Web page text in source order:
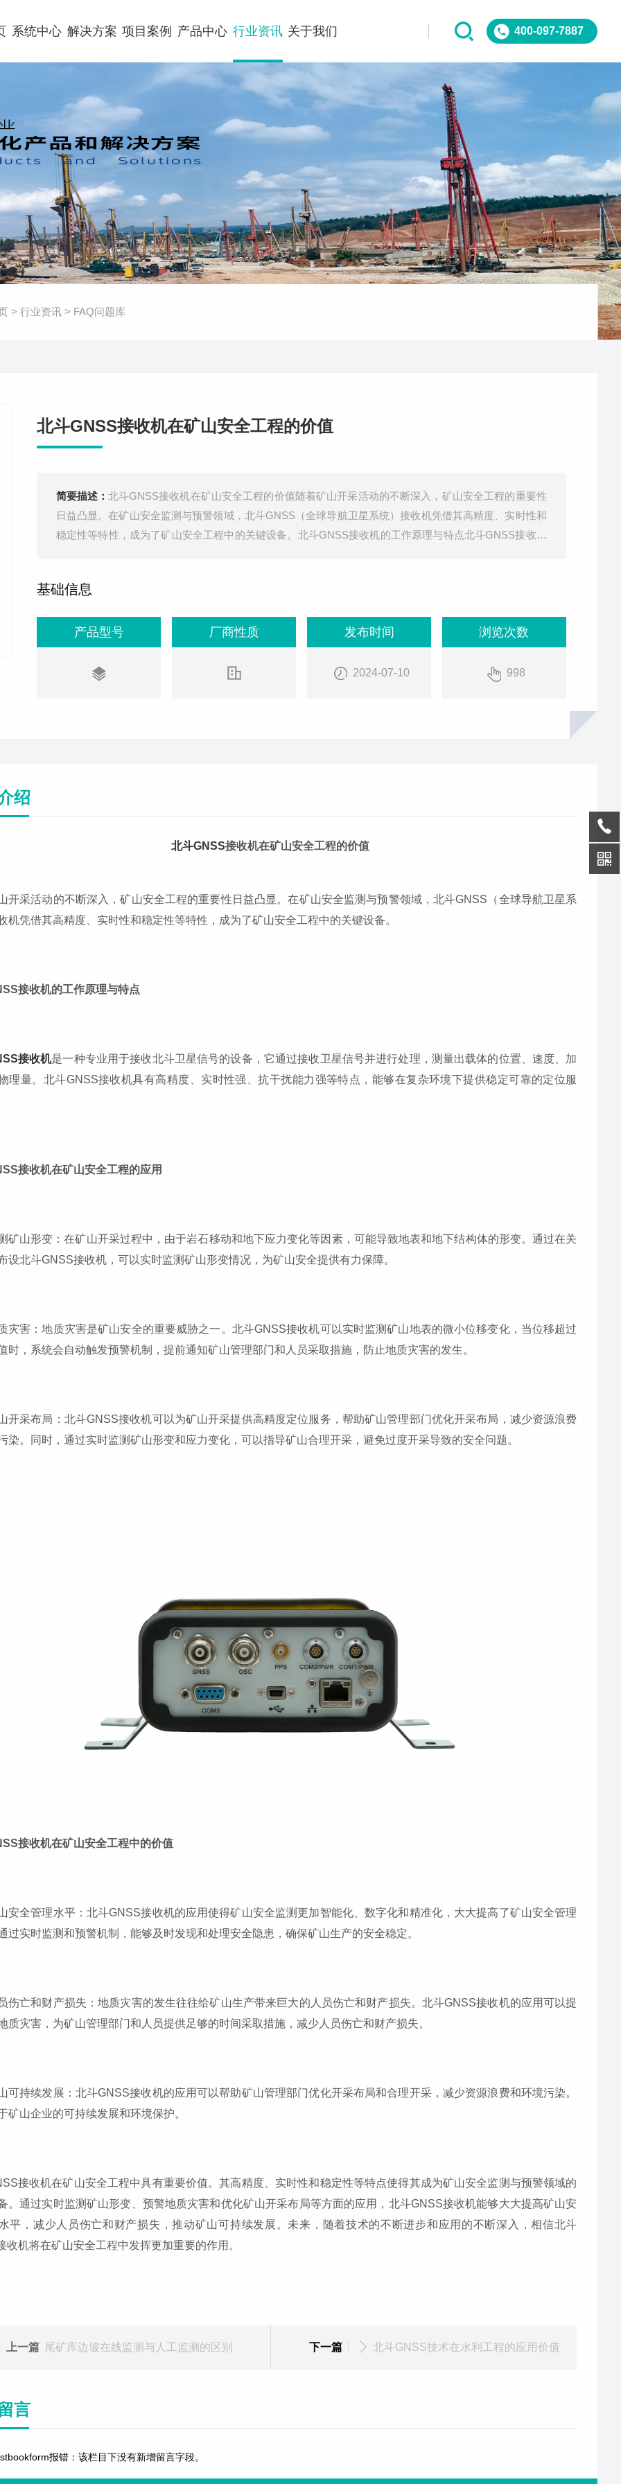
400-097-7887
系统中心 解决方案 项目案例 产品中心 行业资讯 关于我们
> 行业资讯> FAQ问题库
北斗GNSS接收机在矿山安全工程的价值
简要描述： 北斗GNSS接收机在矿山安全工程的价值随着矿山开采活动的不断深入，矿山安全工程的重要性
日益凸显。在矿山安全监测与预警领域，北斗GNSS（全球导航卫星系统）接收机凭借其高精度、实时性和
稳定性等特性，成为了矿山安全工程中的关键设备。北斗GNSS接收机的工作原理与特点北斗GNSS接收机
基础信息
产品型号 厂商性质 发布时间
2024-07-10
浏览次数
998
绍
北斗GNSS接收机在矿山安全工程的价值
开采活动的不断深入，矿山安全工程的重要性日益凸显。在矿山安全监测与预警领域，北斗GNSS（全球导航卫星系
机凭借其高精度、实时性和稳定性等特性，成为了矿山安全工程中的关键设备。
接收机的工作原理与特点
接收机是一种专业用于接收北斗卫星信号的设备，它通过接收卫星信号并进行处理，测量出载体的位置、速度、加
理量。北斗GNSS接收机具有高精度、实时性强、抗干扰能力强等特点，能够在复杂环境下提供稳定可靠的定位服
接收机在矿山安全工程的应用
矿山形变：在矿山开采过程中，由于岩石移动和地下应力变化等因素，可能导致地表和地下结构体的形变。通过在关
设北斗GNSS接收机，可以实时监测矿山形变情况，为矿山安全提供有力保障。
灾害：地质灾害是矿山安全的重要威胁之一。北斗GNSS接收机可以实时监测矿山地表的微小位移变化，当位移超过
时，系统会自动触发预警机制，提前通知矿山管理部门和人员采取措施，防止地质灾害的发生。
开采布局：北斗GNSS接收机可以为矿山开采提供高精度定位服务，帮助矿山管理部门优化开采布局，减少资源浪费
染。同时，通过实时监测矿山形变和应力变化，可以指导矿山合理开采，避免过度开采导致的安全问题。
接收机在矿山安全工程中的价值
安全管理水平：北斗GNSS接收机的应用使得矿山安全监测更加智能化、数字化和精准化，大大提高了矿山安全管理
过实时监测和预警机制，能够及时发现和处理安全隐患，确保矿山生产的安全稳定。
伤亡和财产损失：地质灾害的发生往往给矿山生产带来巨大的人员伤亡和财产损失。北斗GNSS接收机的应用可以提
质灾害，为矿山管理部门和人员提供足够的时间采取措施，减少人员伤亡和财产损失。
可持续发展：北斗GNSS接收机的应用可以帮助矿山管理部门优化开采布局和合理开采，减少资源浪费和环境污染。
矿山企业的可持续发展和环境保护。
接收机在矿山安全工程中具有重要价值。其高精度、实时性和稳定性等特点使得其成为矿山安全监测与预警领域的
。通过实时监测矿山形变、预警地质灾害和优化矿山开采布局等方面的应用，北斗GNSS接收机能够大大提高矿山安
平，减少人员伤亡和财产损失，推动矿山可持续发展。未来，随着技术的不断进步和应用的不断深入，相信北斗
收机将在矿山安全工程中发挥更加重要的作用。
上一篇 尾矿库边坡在线监测与人工监测的区别 下一篇 北斗GNSS技术在水利工程的应用价值
言
报错：该栏目下没有新增留言字段。